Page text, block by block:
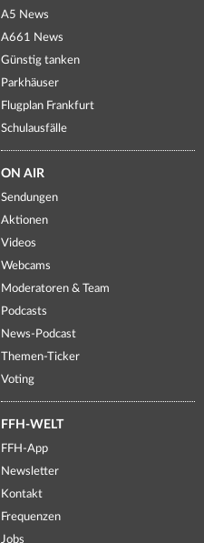
A5 News
A661 News
Günstig tanken
Parkhäuser
Flugplan Frankfurt
Schulausfälle
ON AIR
Sendungen
Aktionen
Videos
Webcams
Moderatoren & Team
Podcasts
News-Podcast
Themen-Ticker
Voting
FFH-WELT
FFH-App
Newsletter
Kontakt
Frequenzen
Jobs